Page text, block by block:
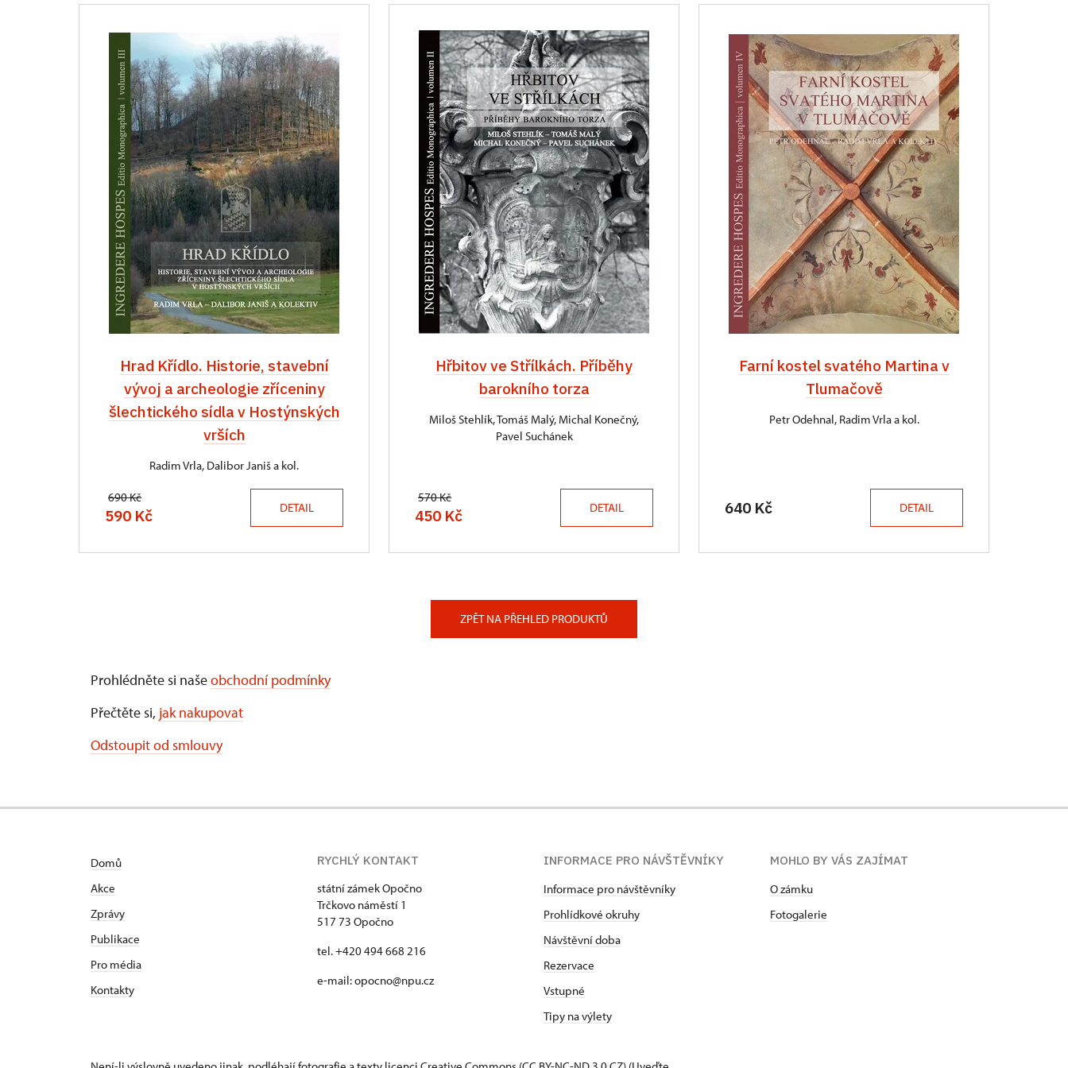
Hrad Křídlo. Historie, stavební
vývoj a archeologie zříceniny
šlechtického sídla v Hostýnských
vrších
Radim Vrla, Dalibor Janiš a kol.
690 Kč
590 Kč DETAIL
Hřbitov ve Střílkách. Příběhy
barokního torza
Miloš Stehlík, Tomáš Malý, Michal Konečný,
Pavel Suchánek
570 Kč
450 Kč DETAIL
Farní kostel svatého Martina v
Tlumačově
Petr Odehnal, Radim Vrla a kol.
640 Kč DETAIL
ZPĚT NA PŘEHLED PRODUKTŮ
Prohlédněte si našeobchodní podmínky
Přečtěte si, jak nakupovat
Odstoupit od smlouvy
Domů
Akce
Zprávy
Publikace
Pro média
Kontakty
RYCHLÝ KONTAKT
státní zámek Opočno
Trčkovo náměstí 1
517 73 Opočno
tel. +420 494 668 216
e-mail: opocno@npu.cz
INFORMACE PRO NÁVŠTĚVNÍKY
Informace pro návštěvníky
Prohlídkové okruhy
Návštěvní doba
Rezervace
Vstupné
Tipy na výlety
MOHLO BY VÁS ZAJÍMAT
O zámku
Fotogalerie